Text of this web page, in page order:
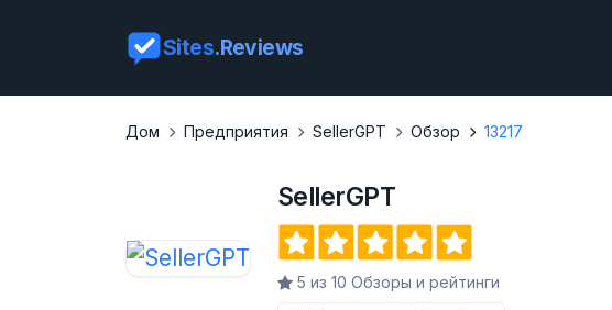
Sites.Reviews
Дом Предприятия SellerGPT Обзор 13217
SellerGPT
5 из 10 Обзоры и рейтинги